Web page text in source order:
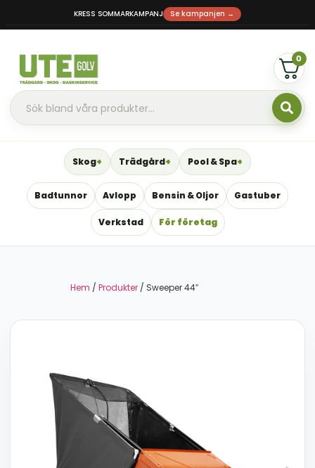
KRESS SOMMARKAMPANJ Se kampanjen →
0
Skog Trädgård Pool & Spa
Badtunnor Avlopp Bensin & Oljor Gastuber
Verkstad För företag
Hem / Produkter / Sweeper 44″